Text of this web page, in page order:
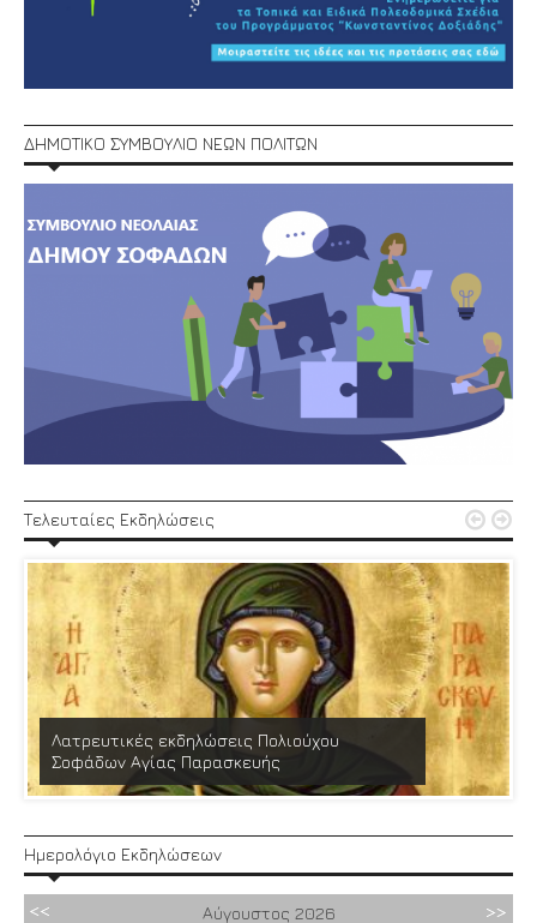
ΔΗΜΟΤΙΚΟ ΣΥΜΒΟΥΛΙΟ ΝΕΩΝ ΠΟΛΙΤΩΝ
Τελευταίες Εκδηλώσεις
Λατρευτικές εκδηλώσεις Πολιούχου
Σοφάδων Αγίας Παρασκευής
 
Ημερολόγιο Εκδηλώσεων
Αύγουστος 2026